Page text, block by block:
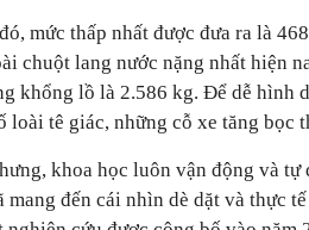
mức thấp nhất được đưa ra là
chuột lang nước nặng nhất hiện
khổng lồ là 2.586 kg. Để dễ hình
loài tê giác, những cỗ xe tăng bọc
khoa học luôn vận động và
mang đến cái nhìn dè dặt và thực